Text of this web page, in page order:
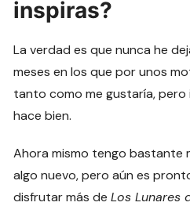
inspiras?
La verdad es que nunca he
meses en los que por unos
tanto como me gustaría,
hace bien.
Ahora mismo tengo bastante
algo nuevo, pero aún es
disfrutar más deLos Lunares